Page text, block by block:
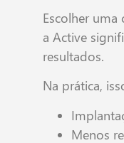
Escolher
a Active
resultados.
Na prática,
Menos